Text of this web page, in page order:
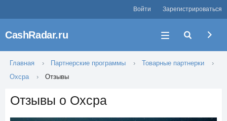
Войти Зарегистрироваться
CashRadar.ru
Главная Партнерские программы
Товарные партнерки
Oxcpa
Отзывы
Отзывы о Oxcpa